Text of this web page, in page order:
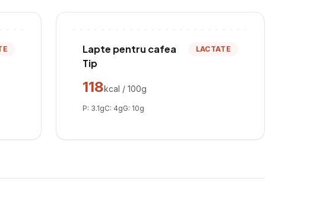
Lapte pentru cafea
Tip
LACTATE
118kcal / 100g
P: 3.1gC: 4gG: 10g